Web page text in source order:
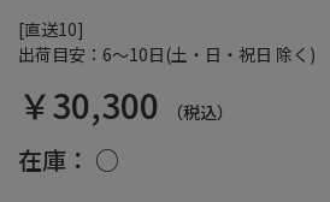
[直送10]
出荷目安：6～10日(土・日・祝日 除く)
￥30,300 （税込）
在庫： ○